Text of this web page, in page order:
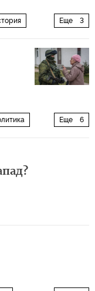
Еще 3
Еще 6